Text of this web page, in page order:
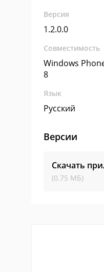
Версия
1.2.0.0
Совместимость
Windows
8
Язык
Русский
Версии
Скачать
(0.75 МБ)